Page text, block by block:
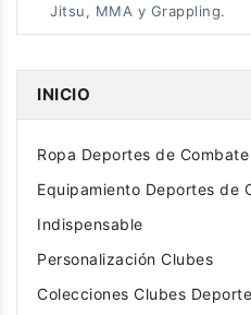
Jitsu, MMA y Grappling.
INICIO
Ropa Deportes de Combate
Equipamiento Deportes de
Indispensable
Personalización Clubes
Colecciones Clubes